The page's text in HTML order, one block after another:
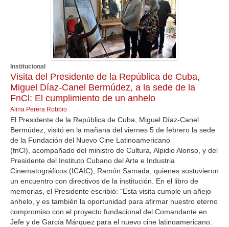
Institucional
Visita del Presidente de la República de Cuba,
Miguel Díaz-Canel Bermúdez, a la sede de la
FnCl: El cumplimiento de un anhelo
Alina Perera Robbio
El Presidente de la República de Cuba, Miguel Díaz-Canel
Bermúdez, visitó en la mañana del viernes 5 de febrero la sede
de la Fundación del Nuevo Cine Latinoamericano
(fnCl), acompañado del ministro de Cultura, Alpidio Alonso, y del
Presidente del Instituto Cubano del Arte e Industria
Cinematográficos (ICAIC), Ramón Samada, quienes sostuvieron
un encuentro con directivos de la institución. En el libro de
memorias, el Presidente escribió: "Esta visita cumple un añejo
anhelo, y es también la oportunidad para afirmar nuestro eterno
compromiso con el proyecto fundacional del Comandante en
Jefe y de García Márquez para el nuevo cine latinoamericano.